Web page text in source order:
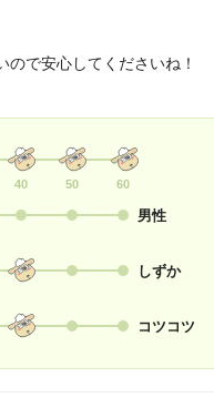
で安心してくださいね！
40 50 60
男性
しずか
コツコツ